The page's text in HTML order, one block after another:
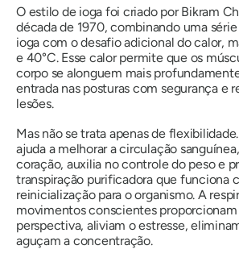
O estilo de ioga foi criado por Bikram
década de 1970, combinando uma
ioga com o desafio adicional do calor,
e 40°C. Esse calor permite que os
corpo se alonguem mais
entrada nas posturas com segurança e
lesões.
Mas não se trata apenas de
ajuda a melhorar a circulação
coração, auxilia no controle do peso e
transpiração purificadora que funciona
reinicialização para o organismo. A
movimentos conscientes
perspectiva, aliviam o estresse,
aguçam a concentração.